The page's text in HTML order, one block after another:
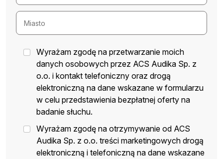
Wyrażam zgodę na przetwarzanie moich
danych osobowych przez ACS Audika Sp. z
o.o. i kontakt telefoniczny oraz drogą
elektroniczną na dane wskazane w formularzu
w celu przedstawienia bezpłatnej oferty na
badanie słuchu.
Wyrażam zgodę na otrzymywanie od ACS
Audika Sp. z o.o. treści marketingowych drogą
elektroniczną i telefoniczną na dane wskazane